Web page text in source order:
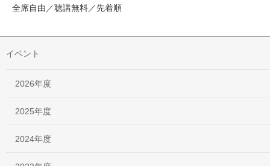
全席自由／聴講無料／先着順
イベント
2026年度
2025年度
2024年度